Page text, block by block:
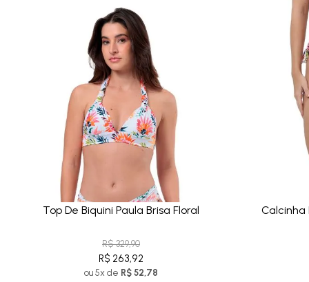
Top De Biquini Paula Brisa Floral
R$ 329,90
R$ 263,92
ou 5x de R$ 52,78
Calcinha